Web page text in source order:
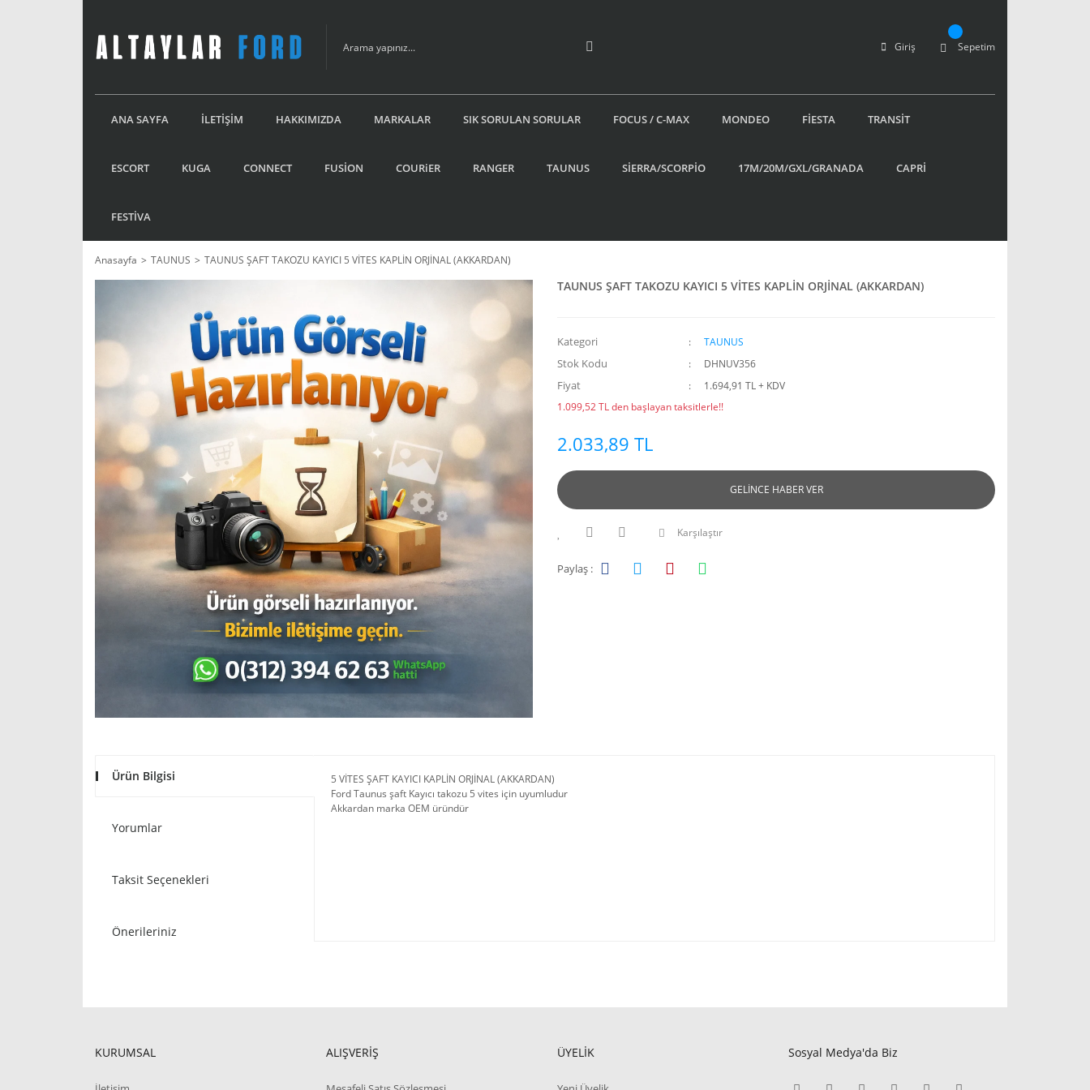
Giriş Sepetim
ANA SAYFA İLETİŞİM HAKKIMIZDA MARKALAR SIK SORULAN SORULAR FOCUS / C-MAX MONDEO FİESTA TRANSİT
ESCORT KUGA CONNECT FUSİON COURiER RANGER TAUNUS SİERRA/SCORPİO 17M/20M/GXL/GRANADA CAPRİ
FESTİVA
Anasayfa TAUNUS TAUNUS ŞAFT TAKOZU KAYICI 5 VİTES KAPLİN ORJİNAL (AKKARDAN)
TAUNUS ŞAFT TAKOZU KAYICI 5 VİTES KAPLİN ORJİNAL (AKKARDAN)
Kategori TAUNUS
Stok Kodu DHNUV356
Fiyat
1.694,91 TL + KDV
1.099,52 TL den başlayan taksitlerle!!
2.033,89 TL
GELİNCE HABER VER
Karşılaştır
Paylaş :
Ürün Bilgisi
Yorumlar
Taksit Seçenekleri
Önerileriniz
5 VİTES ŞAFT KAYICI KAPLİN ORJİNAL (AKKARDAN)
Ford Taunus şaft Kayıcı takozu 5 vites için uyumludur
Akkardan marka OEM üründür
KURUMSAL ALIŞVERİŞ ÜYELİK Sosyal Medya'da Biz